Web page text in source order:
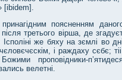
[ibidem].
поясненням
третього вірша, де
же бяху на зємлі во
і раждаху сєбє; тіі
проповідники-
велетні.